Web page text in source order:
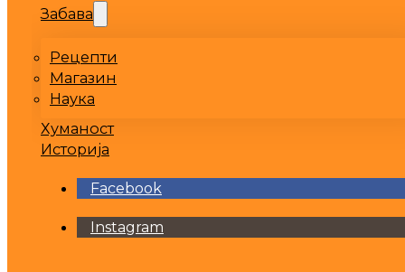
Забава
Рецепти
Магазин
Наука
Хуманост
Историја
Facebook
Instagram